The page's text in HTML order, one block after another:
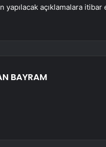
yapılacak açıklamalara
BAYRAM